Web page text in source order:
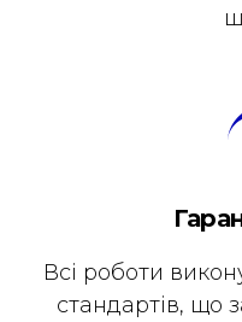
Всі роботи
стандартів, що